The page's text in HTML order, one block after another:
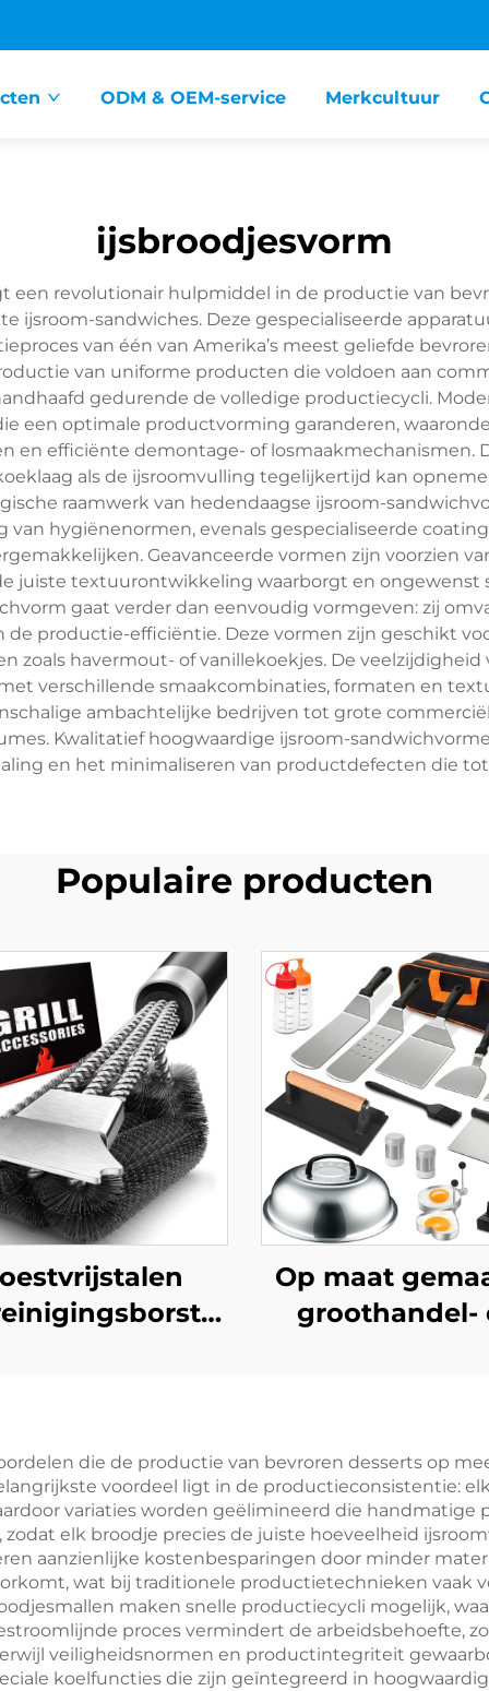
ODM & OEM-service Merkcultuur
ijsbroodjesvorm
een revolutionair hulpmiddel in de productie van
ijsroom-sandwiches. Deze gespecialiseerde
van één van Amerika’s meest geliefde
van uniforme producten die voldoen aan
gedurende de volledige productiecycli.
een optimale productvorming garanderen,
en efficiënte demontage- of losmaakmechanismen.
als de ijsroomvulling tegelijkertijd kan
raamwerk van hedendaagse ijsroom-
van hygiënenormen, evenals gespecialiseerde
Geavanceerde vormen zijn voorzien
juiste textuurontwikkeling waarborgt en
gaat verder dan eenvoudig vormgeven: zij
productie-efficiëntie. Deze vormen zijn geschikt
zoals havermout- of vanillekoekjes. De
verschillende smaakcombinaties, formaten en
ambachtelijke bedrijven tot grote
Kwalitatief hoogwaardige ijsroom-
en het minimaliseren van productdefecten die
Populaire producten
voor
en oven –
gereedschap
Op maat
groothandel-
voor
teppanyaki-
die de productie van bevroren desserts op
voordeel ligt in de productieconsistentie:
variaties worden geëlimineerd die handmatige
elk broodje precies de juiste hoeveelheid
aanzienlijke kostenbesparingen door minder
wat bij traditionele productietechnieken vaak
maken snelle productiecycli mogelijk,
proces vermindert de arbeidsbehoefte,
veiligheidsnormen en productintegriteit
koelfuncties die zijn geïntegreerd in